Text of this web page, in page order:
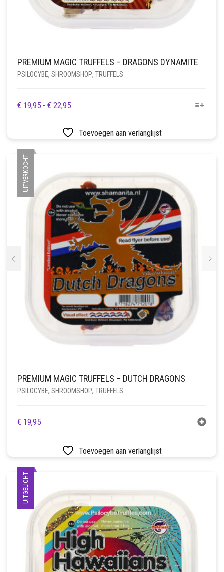
PREMIUM MAGIC TRUFFELS – DRAGONS DYNAMITE
PSILOCYBE, SHROOMSHOP, TRUFFELS
€ 19,95 - € 22,95PRIJSKLASSE:
TOT
€ 22,95
DIT
HEEFT
MEERDERE
OPTIE
KAN
GEKOZEN
WORDEN
OP
DE
PRODUCTPAGINA
Toevoegen aan verlanglijst
UITVERKOCHT
PREMIUM MAGIC TRUFFELS – DUTCH DRAGONS
PSILOCYBE, SHROOMSHOP, TRUFFELS
€ 19,95
Toevoegen aan verlanglijst
UITGELICHT